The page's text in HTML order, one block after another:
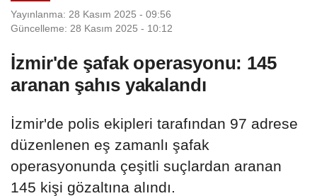
Yayınlanma: 28 Kasım 2025 - 09:56
Güncelleme: 28 Kasım 2025 - 10:12
İzmir'de şafak operasyonu: 145
aranan şahıs yakalandı
İzmir'de polis ekipleri tarafından 97 adrese
düzenlenen eş zamanlı şafak
operasyonunda çeşitli suçlardan aranan
145 kişi gözaltına alındı.